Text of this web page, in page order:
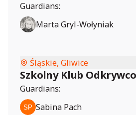
Guardians:
Marta Gryl-Wołyniak
Śląskie, Gliwice
Szkolny Klub
Guardians:
Sabina Pach